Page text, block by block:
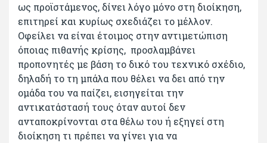
ως προϊστάμενος, δίνει λόγο μόνο στη διοίκηση,
επιτηρεί και κυρίως σχεδιάζει το μέλλον.
Οφείλει να είναι έτοιμος στην αντιμετώπιση
όποιας πιθανής κρίσης, προσλαμβάνει
προπονητές με βάση το δικό του τεχνικό σχέδιο,
δηλαδή το τη μπάλα που θέλει να δει από την
ομάδα του να παίζει, εισηγείται την
αντικατάστασή τους όταν αυτοί δεν
ανταποκρίνονται στα θέλω του ή εξηγεί στη
διοίκηση τι πρέπει να γίνει για να